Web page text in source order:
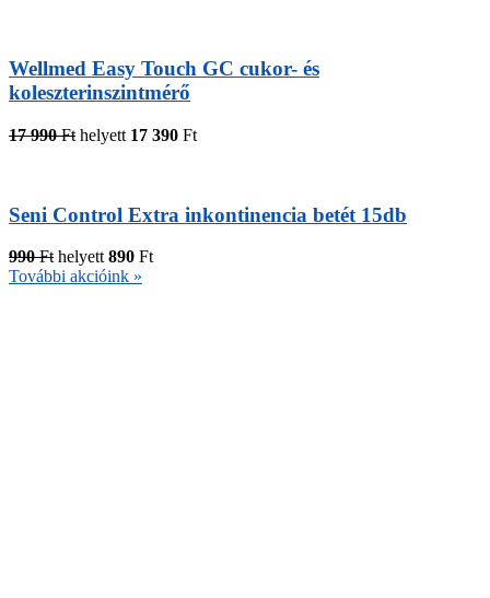
Wellmed Easy Touch GC cukor- és
koleszterinszintmérő
17 990 Ft helyett 17 390 Ft
Seni Control Extra inkontinencia betét 15db
990 Ft helyett 890 Ft
További akcióink »